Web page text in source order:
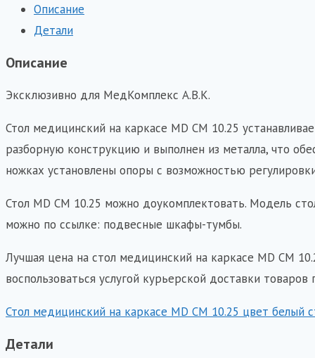
каркасе
MD
10.25
цвет
белый
столешница
каркас
Металл
Описание
Детали
Описание
Эксклюзивно для МедКомплекс А.В.К.
Стол медицинский на каркасе MD СМ 10.25
разборную конструкцию и выполнен из металла, что
ножках установлены опоры с возможностью
Стол MD СМ 10.25 можно доукомплектовать. Модель
можно по ссылке: подвесные шкафы-тумбы.
Лучшая цена на стол медицинский на каркасе MD СМ
воспользоваться услугой курьерской доставки
Стол медицинский на каркасе MD СМ 10.25 цвет белый
Детали